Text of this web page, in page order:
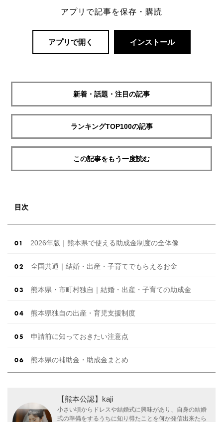
アプリで記事を保存・購読
アプリで開く インストール
新着・話題・注目の記事
ランキングTOP100の記事
この記事をもう一度読む
目次
2026年版｜熊本県で使える助成金制度の全体像
全国共通｜結婚・出産・子育てでもらえるお金
熊本県・市町村独自｜結婚・出産・子育ての助成金
熊本県独自の出産・育児支援制度
申請前に知っておきたい注意点
熊本県の補助金・助成金まとめ
【熊本公認】kaji
小さい頃からドレスや結婚式に興味があり、自身の結婚
式の準備をするうちに知り得たことを何か発信出来たら